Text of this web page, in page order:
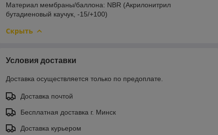
Материал мембраны/баллона: NBR (Акрилонитрил
бутадиеновый каучук, -15/+100)
Скрыть
Условия доставки
Доставка осуществляется только по предоплате.
Доставка почтой
Бесплатная доставка г. Минск
Доставка курьером